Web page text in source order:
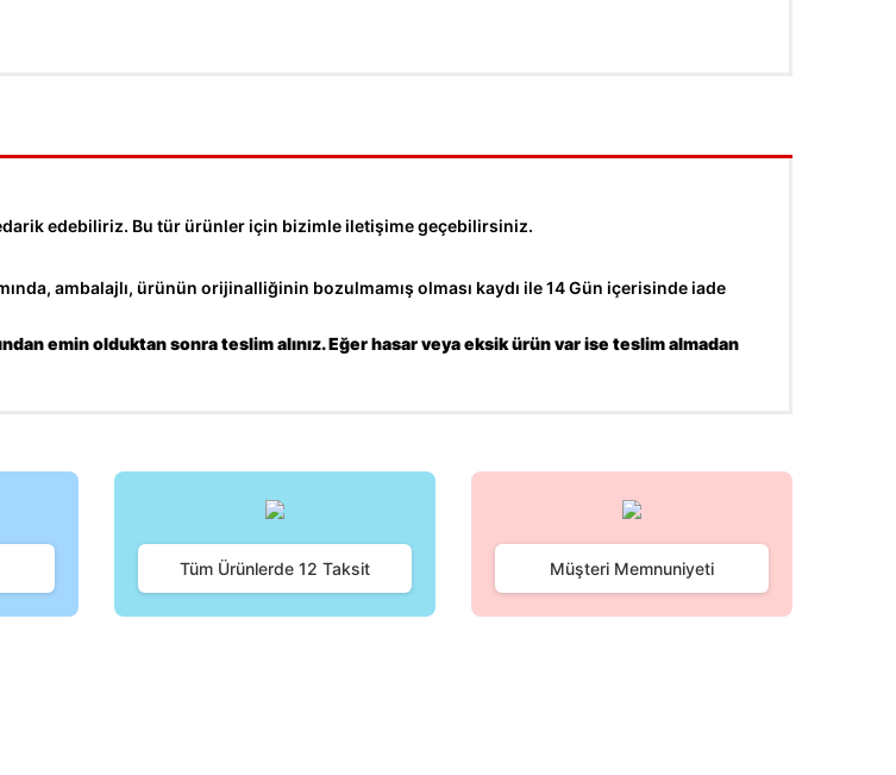
edebiliriz. Bu tür ürünler için bizimle iletişime geçebilirsiniz.
ambalajlı, ürünün orijinalliğinin bozulmamış olması kaydı ile 14 Gün içerisinde iade
emin olduktan sonra teslim alınız. Eğer hasar veya eksik ürün var ise teslim almadan
Tüm Ürünlerde 12 Taksit Müşteri Memnuniyeti